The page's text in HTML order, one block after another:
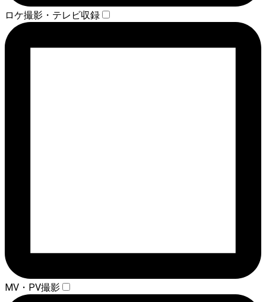
ロケ撮影・テレビ収録
MV・PV撮影